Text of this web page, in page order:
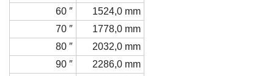
60 ″
1524,0 mm
70 ″
1778,0 mm
80 ″
2032,0 mm
90 ″
2286,0 mm